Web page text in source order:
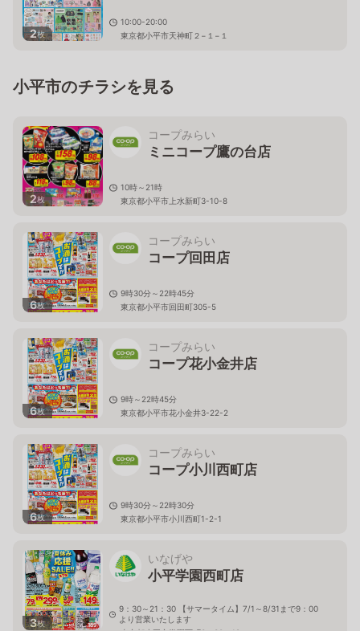
2枚
10:00-20:00
東京都小平市天神町２−１−１
小平市のチラシを見る
2枚
コープみらい
ミニコープ鷹の台店
10時～21時
東京都小平市上水新町3-10-8
6枚
コープみらい
コープ回田店
9時30分～22時45分
東京都小平市回田町305-5
6枚
コープみらい
コープ花小金井店
9時～22時45分
東京都小平市花小金井3-22-2
6枚
コープみらい
コープ小川西町店
9時30分～22時30分
東京都小平市小川西町1-2-1
3枚
いなげや
小平学園西町店
9：30～21：30 【サマータイム】7/1～8/31まで9：00
より営業いたします